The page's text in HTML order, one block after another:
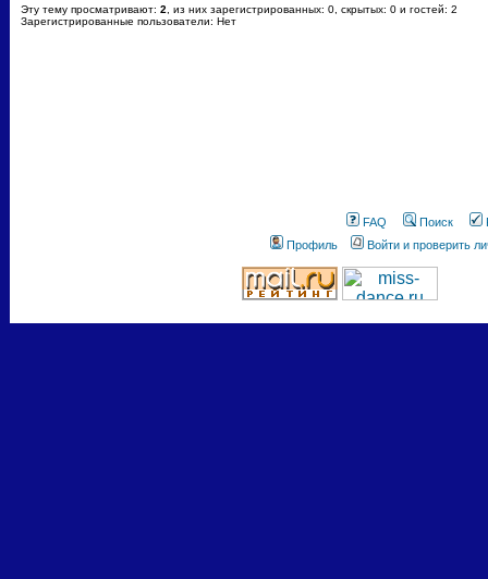
Эту тему просматривают: 2 , из них зарегистрированных: 0, скрытых: 0 и гостей: 2
Зарегистрированные пользователи: Нет
FAQ Поиск
Профиль
Войти и проверить